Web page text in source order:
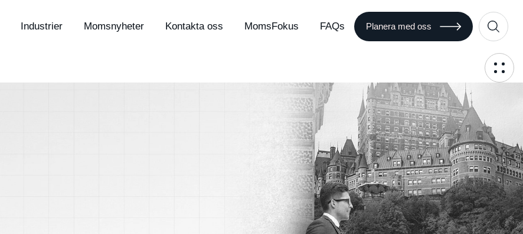
Industrier Momsnyheter Kontakta oss MomsFokus FAQs Planera med oss